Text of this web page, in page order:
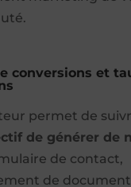
conversions et
permet de
de générer de
de contact,
de